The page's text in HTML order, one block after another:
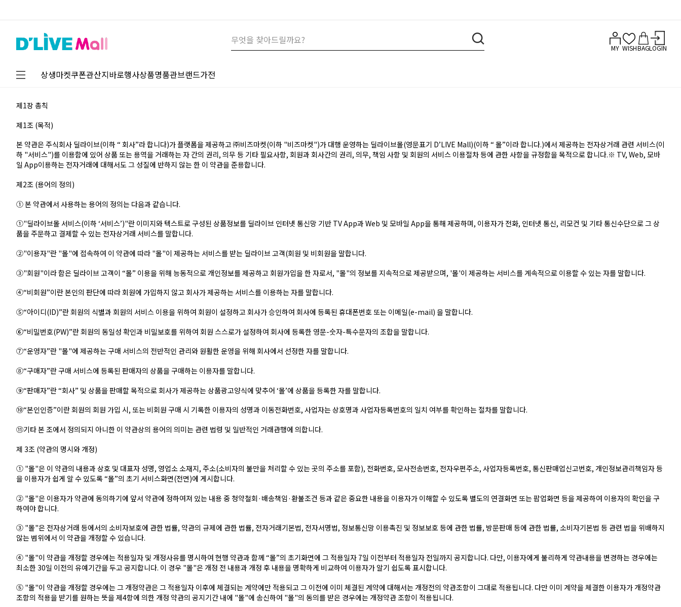
MY WISHBAGLOGIN
상생마켓쿠폰관산지바로행사상품명품관브랜드가전
제1장 총칙
제1조 (목적)
본 약관은 주식회사 딜라이브(이하 “ 회사”라 합니다)가 플랫폼을 제공하고 ㈜비즈마켓(이하 "비즈마켓")가 대행 운영하는 딜라이브몰(영문표기 D’LIVE Mall)(이하 “ 몰”이라 합니다.)에서 제공하는 전자상거래 관련 서비스(이
하 "서비스")를 이용함에 있어 상품 또는 용역을 거래하는 자 간의 권리, 의무 등 기타 필요사항, 회원과 회사간의 권리, 의무, 책임 사항 및 회원의 서비스 이용절차 등에 관한 사항을 규정함을 목적으로 합니다.※ TV, Web, 모바
일 App이용하는 전자거래에 대해서도 그 성질에 반하지 않는 한 이 약관을 준용합니다.
제2조 (용어의 정의)
① 본 약관에서 사용하는 용어의 정의는 다음과 같습니다.
①"딜라이브몰 서비스(이하 ‘서비스’)"란 이미지와 텍스트로 구성된 상품정보를 딜라이브 인터넷 통신망 기반 TV App과 Web 및 모바일 App을 통해 제공하며, 이용자가 전화, 인터넷 통신, 리모컨 및 기타 통신수단으로 그 상
품을 주문하고 결제할 수 있는 전자상거래 서비스를 말합니다.
②"이용자"란 "몰"에 접속하여 이 약관에 따라 "몰"이 제공하는 서비스를 받는 딜라이브 고객(회원 및 비회원을 말합니다.
③"회원"이라 함은 딜라이브 고객이 “몰” 이용을 위해 능동적으로 개인정보를 제공하고 회원가입을 한 자로서, "몰"의 정보를 지속적으로 제공받으며, '몰'이 제공하는 서비스를 계속적으로 이용할 수 있는 자를 말합니다.
④“비회원”이란 본인의 판단에 따라 회원에 가입하지 않고 회사가 제공하는 서비스를 이용하는 자를 말합니다.
⑤“아이디(ID)”란 회원의 식별과 회원의 서비스 이용을 위하여 회원이 설정하고 회사가 승인하여 회사에 등록된 휴대폰번호 또는 이메일(e-mail) 을 말합니다.
⑥“비밀번호(PW)”란 회원의 동일성 확인과 비밀보호를 위하여 회원 스스로가 설정하여 회사에 등록한 영문-숫자-특수문자의 조합을 말합니다.
⑦“운영자”란 "몰"에 제공하는 구매 서비스의 전반적인 관리와 원활한 운영을 위해 회사에서 선정한 자를 말합니다.
⑧“구매자”란 구매 서비스에 등록된 판매자의 상품을 구매하는 이용자를 말합니다.
⑨“판매자”란 “회사” 및 상품을 판매할 목적으로 회사가 제공하는 상품광고양식에 맞추어 ‘몰’에 상품을 등록한 자를 말합니다.
⑩“본인인증”이란 회원의 회원 가입 시, 또는 비회원 구매 시 기록한 이용자의 성명과 이동전화번호, 사업자는 상호명과 사업자등록번호의 일치 여부를 확인하는 절차를 말합니다.
⑪기타 본 조에서 정의되지 아니한 이 약관상의 용어의 의미는 관련 법령 및 일반적인 거래관행에 의합니다.
제 3조 (약관의 명시와 개정)
① "몰"은 이 약관의 내용과 상호 및 대표자 성명, 영업소 소재지, 주소(소비자의 불만을 처리할 수 있는 곳의 주소를 포함), 전화번호, 모사전송번호, 전자우편주소, 사업자등록번호, 통신판매업신고번호, 개인정보관리책임자 등
을 이용자가 쉽게 알 수 있도록 “몰”의 초기 서비스화면(전면)에 게시합니다.
② "몰"은 이용자가 약관에 동의하기에 앞서 약관에 정하여져 있는 내용 중 청약철회·배송책임·환불조건 등과 같은 중요한 내용을 이용자가 이해할 수 있도록 별도의 연결화면 또는 팝업화면 등을 제공하여 이용자의 확인을 구
하여야 합니다.
③ "몰"은 전자상거래 등에서의 소비자보호에 관한 법률, 약관의 규제에 관한 법률, 전자거래기본법, 전자서명법, 정보통신망 이용촉진 및 정보보호 등에 관한 법률, 방문판매 등에 관한 법률, 소비자기본법 등 관련 법을 위배하지
않는 범위에서 이 약관을 개정할 수 있습니다.
④ "몰"이 약관을 개정할 경우에는 적용일자 및 개정사유를 명시하여 현행 약관과 함께 “몰”의 초기화면에 그 적용일자 7일 이전부터 적용일자 전일까지 공지합니다. 다만, 이용자에게 불리하게 약관내용을 변경하는 경우에는
최소한 30일 이전의 유예기간을 두고 공지합니다. 이 경우 "몰"은 개정 전 내용과 개정 후 내용을 명확하게 비교하여 이용자가 알기 쉽도록 표시합니다.
⑤ "몰"이 약관을 개정할 경우에는 그 개정약관은 그 적용일자 이후에 체결되는 계약에만 적용되고 그 이전에 이미 체결된 계약에 대해서는 개정전의 약관조항이 그대로 적용됩니다. 다만 이미 계약을 체결한 이용자가 개정약관
조항의 적용을 받기를 원하는 뜻을 제4항에 의한 개정 약관의 공지기간 내에 "몰"에 송신하여 "몰"의 동의를 받은 경우에는 개정약관 조항이 적용됩니다.